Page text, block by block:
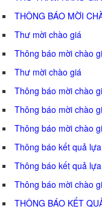
THÔNG BÁO MỜI
Thư mời chào giá
Thông báo mời chào
Thư mời chào giá
Thông báo mời chào
Thông báo mời chào
Thông báo mời chào
Thông báo kết quả
Thông báo kết quả
Thông báo mời chào
THÔNG BÁO KẾT